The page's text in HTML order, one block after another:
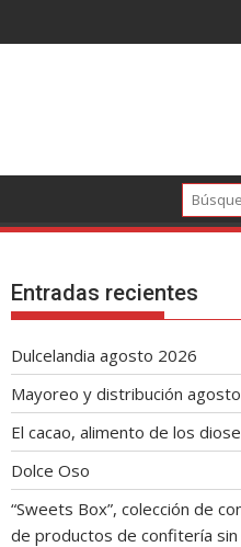
Entradas recientes
Dulcelandia agosto 2026
Mayoreo y distribución
El cacao, alimento de los
Dolce Oso
“Sweets Box”, colección de
de productos de confitería sin